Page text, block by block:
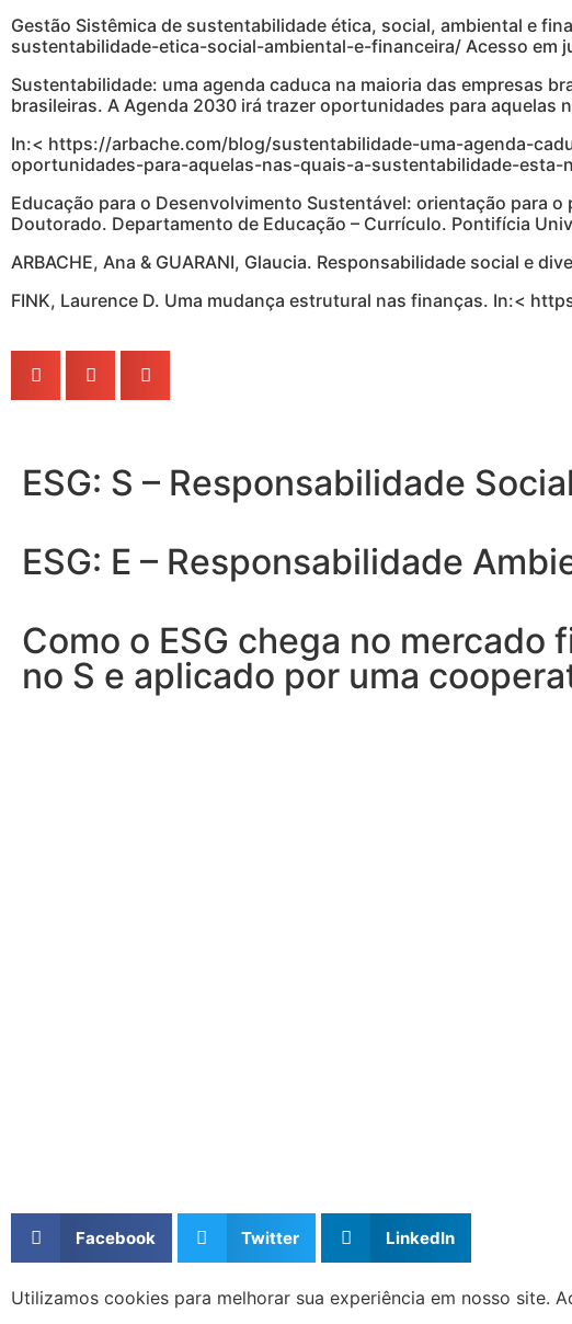
Gestão Sistêmica de sustentabilidade ética, social, ambiental e
sustentabilidade-etica-social-ambiental-e-financeira/ Acesso em
Sustentabilidade: uma agenda caduca na maioria das empresas
brasileiras. A Agenda 2030 irá trazer oportunidades para aquelas
In:< https://arbache.com/blog/sustentabilidade-uma-agenda-
oportunidades-para-aquelas-nas-quais-a-sustentabilidade-esta-
Educação para o Desenvolvimento Sustentável: orientação para
Doutorado. Departamento de Educação – Currículo. Pontifícia
ARBACHE, Ana & GUARANI, Glaucia. Responsabilidade social e
FINK, Laurence D. Uma mudança estrutural nas finanças. In:<
ESG: S – Responsabilidade Social
ESG: E – Responsabilidade
Como o ESG chega no
no S e aplicado por uma
Facebook Twitter LinkedIn
Utilizamos cookies para melhorar sua experiência em nosso site.